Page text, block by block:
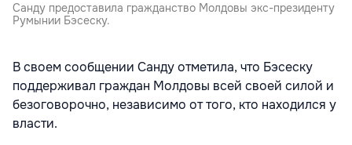
Санду предоставила гражданство Молдовы экс-президенту
Румынии Бэсеску.
В своем сообщении Санду отметила, что Бэсеску
поддерживал граждан Молдовы всей своей силой и
безоговорочно, независимо от того, кто находился у
власти.